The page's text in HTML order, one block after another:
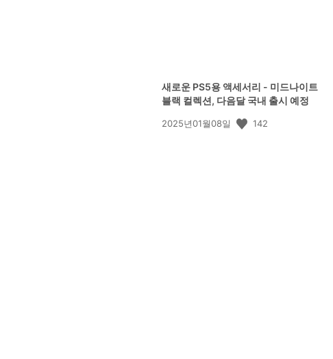
새로운 PS5용 액세서리 - 미드나이트
블랙 컬렉션, 다음달 국내 출시 예정
공
2025년01월08일 142